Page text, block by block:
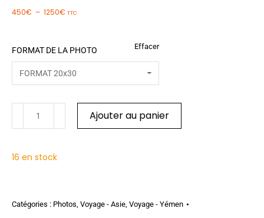
450€ – 1250€ TTC
FORMAT DE LA PHOTO Effacer
Ajouter au panier
16 en stock
Catégories : Photos, Voyage - Asie, Voyage - Yémen